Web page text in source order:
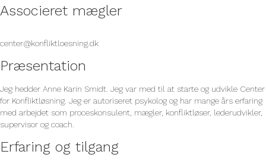
Associeret mægler
center@konfliktloesning.dk
Præsentation
Jeg hedder Anne Karin Smidt. Jeg var med til at starte og udvikle Center
for Konfliktløsning. Jeg er autoriseret psykolog og har mange års erfaring
med arbejdet som proceskonsulent, mægler, konfliktløser, lederudvikler,
supervisor og coach.
Erfaring og tilgang